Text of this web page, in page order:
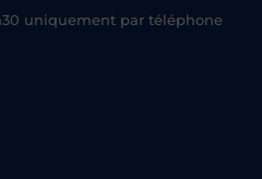
uniquement par téléphone